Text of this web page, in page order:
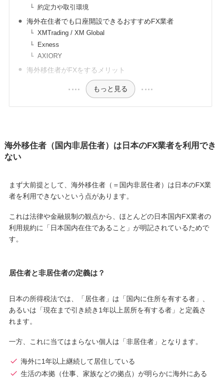
約定力や取引環境
海外在住者でも口座開設できるおすすめFX業者
XMTrading / XM Global
Exness
AXIORY
海外移住者がFXをするメリット
もっと見る
海外移住者（国内非居住者）は日本のFX業者を利用でき
ない
まず大前提として、海外移住者（＝国内非居住者）は日本のFX業
者を利用できないという点があります。
これは法律や金融規制の観点から、ほとんどの日本国内FX業者の
利用規約に「日本国内在住であること」が明記されているためで
す。
居住者と非居住者の定義は？
日本の所得税法では、「居住者」は「国内に住所を有する者」、
あるいは「現在まで引き続き1年以上居所を有する者」と定義さ
れます。
一方、これに当てはまらない個人は「非居住者」となります。
海外に1年以上継続して居住している
生活の本拠（仕事、家族などの拠点）が明らかに海外にある